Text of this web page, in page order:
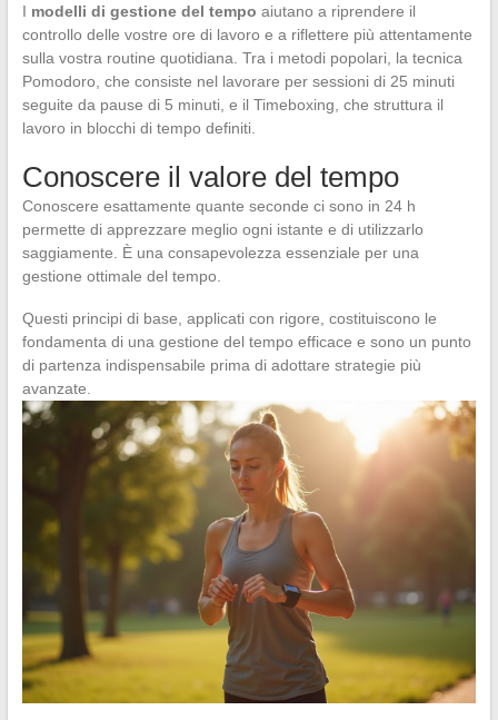
I modelli di gestione del tempo aiutano a riprendere il
controllo delle vostre ore di lavoro e a riflettere più attentamente
sulla vostra routine quotidiana. Tra i metodi popolari, la tecnica
Pomodoro, che consiste nel lavorare per sessioni di 25 minuti
seguite da pause di 5 minuti, e il Timeboxing, che struttura il
lavoro in blocchi di tempo definiti.
Conoscere il valore del tempo
Conoscere esattamente quante seconde ci sono in 24 h
permette di apprezzare meglio ogni istante e di utilizzarlo
saggiamente. È una consapevolezza essenziale per una
gestione ottimale del tempo.
Questi principi di base, applicati con rigore, costituiscono le
fondamenta di una gestione del tempo efficace e sono un punto
di partenza indispensabile prima di adottare strategie più
avanzate.